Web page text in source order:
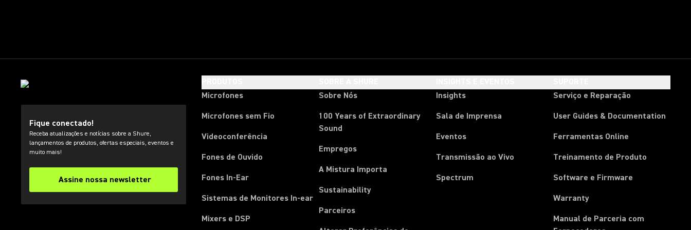
Fique conectado!
Receba atualizações e notícias sobre a Shure,
lançamentos de produtos, ofertas especiais, eventos e
muito mais!
Assine nossa newsletter
Microfones
Microfones sem Fio
Videoconferência
Fones de Ouvido
Fones In-Ear
Sistemas de Monitores In-ear
Mixers e DSP
Sobre Nós
100 Years of Extraordinary
Sound
Empregos
A Mistura Importa
Sustainability
Parceiros
Insights
Sala de Imprensa
Eventos
Transmissão ao Vivo
Spectrum
Serviço e Reparação
User Guides & Documentation
Ferramentas Online
Treinamento de Produto
Software e Firmware
Warranty
Manual de Parceria com